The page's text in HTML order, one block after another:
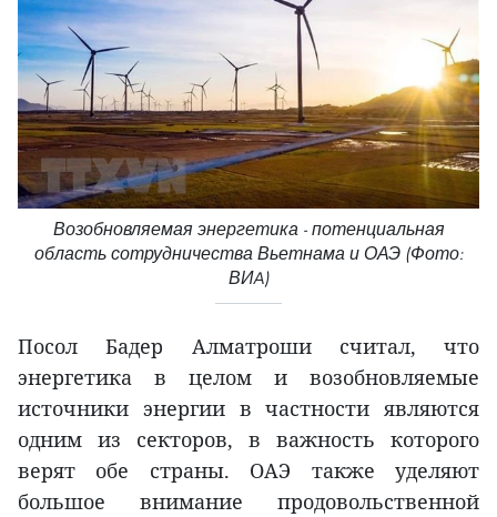
Возобновляемая энергетика - потенциальная
область сотрудничества Вьетнама и ОАЭ (Фото:
ВИA)
Посол Бадер Алматроши считал, что
энергетика в целом и возобновляемые
источники энергии в частности являются
одним из секторов, в важность которого
верят обе страны. ОАЭ также уделяют
большое внимание продовольственной